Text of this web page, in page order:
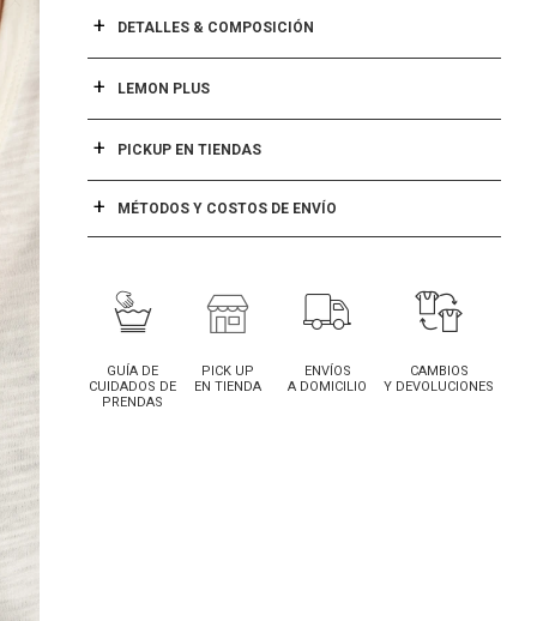
DETALLES & COMPOSICIÓN
LEMON PLUS
PICKUP EN TIENDAS
MÉTODOS Y COSTOS DE ENVÍO
GUÍA DE
CUIDADOS DE
PRENDAS
PICK UP
EN TIENDA
ENVÍOS
A DOMICILIO
CAMBIOS
Y DEVOLUCIONES